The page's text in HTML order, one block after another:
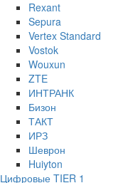
Rexant
Sepura
Vertex Standard
Vostok
Wouxun
ZTE
ИНТРАНК
Бизон
ТАКТ
ИРЗ
Шеврон
Huiyton
Цифровые TIER 1